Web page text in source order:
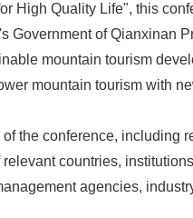
High Quality Life", this
Government of Qianxinan
mountain tourism
mountain tourism with
the conference, including
countries,
agencies,